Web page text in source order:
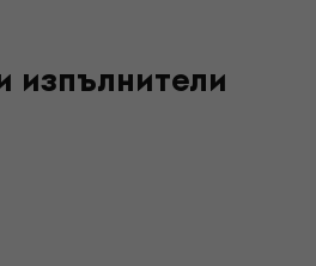
изпълнители